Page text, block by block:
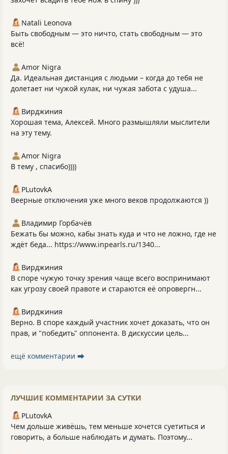
Natali Leonova
Быть свободным — это ничто, стать свободным — это
всё!
Amor Nigra
Да. Идеальная дистанция с людьми – когда до тебя не
долетает ни чужой кулак, ни чужая забота с удуша...
Вирджиния
Хорошая тема, Алексей. Много размышляли мыслители
на эту тему.
Amor Nigra
В тему , спасибо))))
PLutоvkА
Веерные отключения уже много веков продолжаются ))
Владимир Горбачёв
Бежать бы можно, кабы знать куда и что не ложно, где не
ждёт беда... https://www.inpearls.ru/1340...
Вирджиния
В споре чужую точку зрения чаще всего воспринимают
как угрозу своей правоте и стараются её опровергн...
Вирджиния
Верно. В споре каждый участник хочет доказать, что он
прав, и "победить" оппонента. В дискуссии цель...
ещё комментарии ⮕
ЛУЧШИЕ КОММЕНТАРИИ ЗА СУТКИ
PLutоvkА
Чем дольше живёшь, тем меньше хочется суетиться и
говорить, а больше наблюдать и думать. Поэтому...